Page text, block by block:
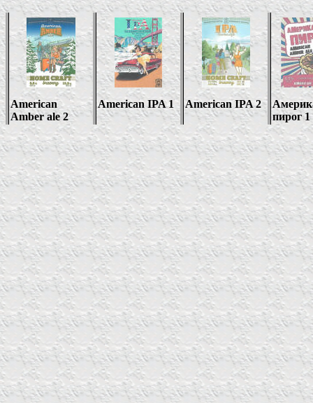
American
Amber ale 2
American IPA 1 American IPA 2
пирог 1